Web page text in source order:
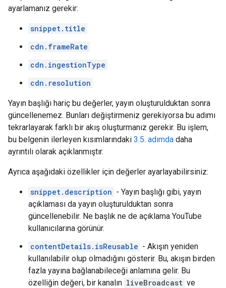
ayarlamanız gerekir:
snippet.title
cdn.frameRate
cdn.ingestionType
cdn.resolution
Yayın başlığı hariç bu değerler, yayın oluşturulduktan sonra
güncellenemez. Bunları değiştirmeniz gerekiyorsa bu adımı
tekrarlayarak farklı bir akış oluşturmanız gerekir. Bu işlem,
bu belgenin ilerleyen kısımlarındaki 3.5. adımda daha
ayrıntılı olarak açıklanmıştır.
Ayrıca aşağıdaki özellikler için değerler ayarlayabilirsiniz:
snippet.description - Yayın başlığı gibi, yayın
açıklaması da yayın oluşturulduktan sonra
güncellenebilir. Ne başlık ne de açıklama YouTube
kullanıcılarına görünür.
contentDetails.isReusable - Akışın yeniden
kullanılabilir olup olmadığını gösterir. Bu, akışın birden
fazla yayına bağlanabileceği anlamına gelir. Bu
özelliğin değeri, bir kanalın liveBroadcast ve